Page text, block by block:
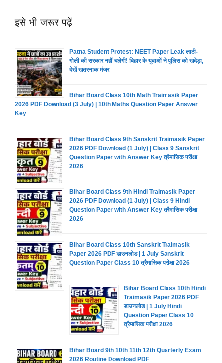
इसे भी जरूर पढ़ें
Patna Student Protest: NEET Paper Leak लाठी-
गोली की सरकार नहीं चलेगी! बिहार के युवाओं ने पुलिस को खदेड़ा,
देखें खतरनाक मंजर
Bihar Board Class 10th Math Traimasik Paper
2026 PDF Download (3 July) | 10th Maths Question Paper Answer
Key
Bihar Board Class 9th Sanskrit Traimasik Paper
2026 PDF Download (1 July) | Class 9 Sanskrit
Question Paper with Answer Key त्रैमासिक परीक्षा
2026
Bihar Board Class 9th Hindi Traimasik Paper
2026 PDF Download (1 July) | Class 9 Hindi
Question Paper with Answer Key त्रैमासिक परीक्षा
2026
Bihar Board Class 10th Sanskrit Traimasik
Paper 2026 PDF डाउनलोड | 1 July Sanskrit
Question Paper Class 10 त्रैमासिक परीक्षा 2026
Bihar Board Class 10th Hindi
Traimasik Paper 2026 PDF
डाउनलोड | 1 July Hindi
Question Paper Class 10
त्रैमासिक परीक्षा 2026
Bihar Board 9th 10th 11th 12th Quarterly Exam
2026 Routine Download PDF